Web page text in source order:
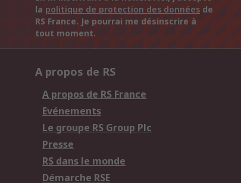
la politique de protection des données de
RS France. Je pourrai me désinscrire à
tout moment.
A propos de RS
A propos de RS France
Evénements
Le groupe RS Group Plc
Presse
RS dans le monde
Démarche RSE